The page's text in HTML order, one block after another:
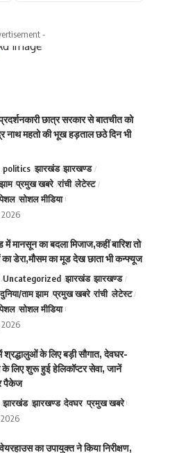
-
छात्र सरकार से बातचीत को
नाथ महतो की भूख हड़ताल छठे दिन भी
politics झारखंड झारखण्ड
प्रमुख खबरे रांची लेटेस्ट
सोशल मीडिया
मानसून का बदला मिजाज,कहीं बारिश तो
का डेरा,मौसम का मूड देख छाता भी कन्फ्यूज
Uncategorized झारखंड झारखण्ड
दुनिया/ताम झाम प्रमुख खबरे रांची लेटेस्ट
सोशल मीडिया
श्रद्धालुओं के लिए बड़ी सौगात, देवघर-
के लिए शुरू हुई हेलिकॉप्टर सेवा, जानें
पैकेज
झारखंड झारखण्ड देवघर प्रमुख खबरे
का उपायुक्त ने किया निरीक्षण,